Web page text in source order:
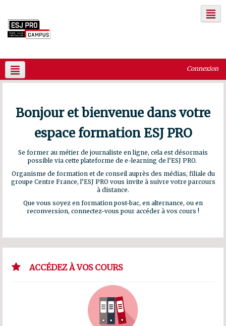
Connexion
Bonjour et bienvenue dans votre
espace formation ESJ PRO
Se former au métier de journaliste en ligne, cela est désormais
possible via cette plateforme de e-learning de l’ESJ PRO.
Organisme de formation et de conseil auprès des médias, filiale du
groupe Centre France, l’ESJ PRO vous invite à suivre votre parcours
à distance.
Que vous soyez en formation post-bac, en alternance, ou en
reconversion, connectez-vous pour accéder à vos cours !
ACCÉDEZ À VOS COURS